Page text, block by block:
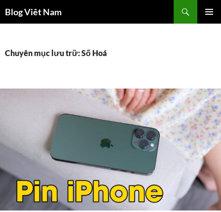
đếnBlog Viêt Nam
kiếm
Chuyên mục lưu trữ: Số Hoá